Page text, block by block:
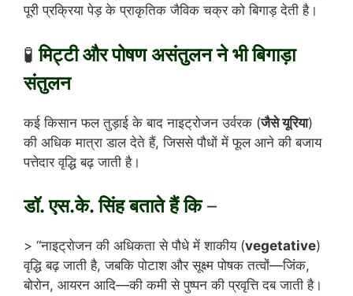
पूरी प्रक्रिया पेड़ के प्राकृतिक जैविक चक्र को बिगाड़ देती है।
🧪मिट्टी और पोषण असंतुलन ने भी बिगाड़ा
संतुलन
कई किसान फल तुड़ाई के बाद नाइट्रोजन उर्वरक (जैसे यूरिया)
की अधिक मात्रा डाल देते हैं, जिससे पौधों में फूल आने की बजाय
पत्तेदार वृद्धि बढ़ जाती है।
डॉ. एस.के. सिंह बताते हैं कि–
> “नाइट्रोजन की अधिकता से पौधे में शाकीय (vegetative)
वृद्धि बढ़ जाती है, जबकि पोटाश और सूक्ष्म पोषक तत्वों—जिंक,
बोरोन, आयरन आदि—की कमी से पुष्पन की प्रवृत्ति दब जाती है।